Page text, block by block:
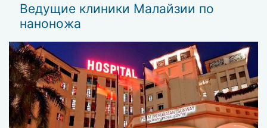
Ведущие клиники Малайзии по
наноножа